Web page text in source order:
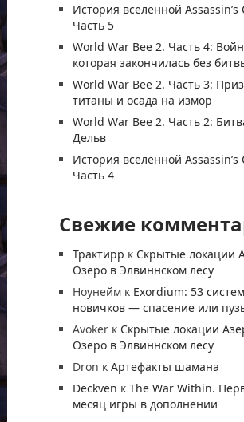
История вселенной Assassin’s
Часть 5
World War Bee 2. Часть 4:
которая закончилась без
World War Bee 2. Часть 3:
титаны и осада на измор
World War Bee 2. Часть 2:
Дельв
История вселенной Assassin’s
Часть 4
Свежие
Трактирр к Скрытые локации
Озеро в Элвиннском лесу
Ноунеймк Exordium: 53
новичков — спасение или
Avokerк Скрытые локации
Озеро в Элвиннском лесу
Dron к Артефакты шамана
Deckven к The War Within.
месяц игры в дополнении